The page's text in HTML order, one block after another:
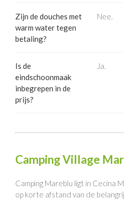
Zijn de douches met
warm water tegen
betaling?
Nee.
Is de
eindschoonmaak
inbegrepen in de
prijs?
Ja.
Camping Village
Camping Mareblu ligt in Cecina
op korte afstand van de